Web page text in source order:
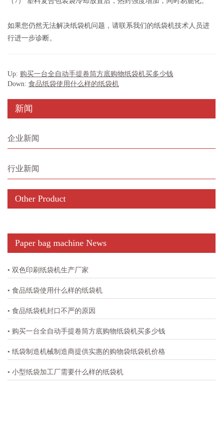
如果您仍然无法解决纸袋机问题，请联系我们的纸袋机技术人员进
行进一步诊断。
Up: 购买一台全自动手提卷筒方底购物纸袋机买多少钱
Down: 食品纸袋使用什么样的纸袋机
新闻
企业新闻
行业新闻
Other Product
Paper bag machine News
• 双色印刷纸袋机生产厂家​
• 食品纸袋使用什么样的纸袋机
• 食品纸袋机封口不严的原因
• 购买一台全自动手提卷筒方底购物纸袋机买多少钱
• 纸袋制造机械制造商提供实惠的购物袋纸袋机价格
• 小型纸袋加工厂需要什么样的纸袋机